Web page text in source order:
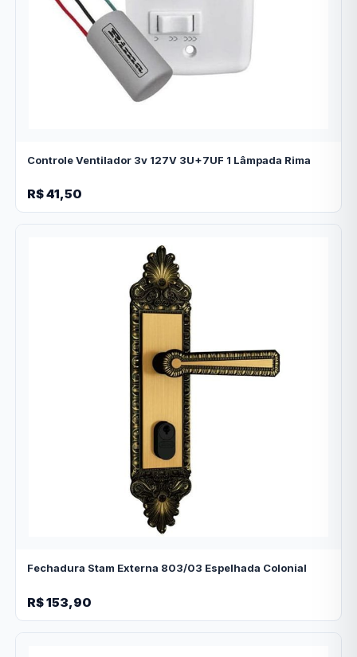
Controle Ventilador 3v 127V 3U+7UF 1 Lâmpada Rima
R$ 41,50
Fechadura Stam Externa 803/03 Espelhada Colonial
R$ 153,90